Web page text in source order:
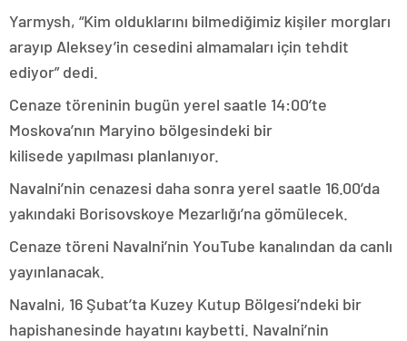
Yarmysh, “Kim olduklarını bilmediğimiz kişiler morgları
arayıp Aleksey’in cesedini almamaları için tehdit
ediyor” dedi.
Cenaze töreninin bugün yerel saatle 14:00’te
Moskova’nın Maryino bölgesindeki bir
kilisede yapılması planlanıyor.
Navalni’nin cenazesi daha sonra yerel saatle 16.00’da
yakındaki Borisovskoye Mezarlığı’na gömülecek.
Cenaze töreni Navalni’nin YouTube kanalından da canlı
yayınlanacak.
Navalni, 16 Şubat’ta Kuzey Kutup Bölgesi’ndeki bir
hapishanesinde hayatını kaybetti. Navalni’nin